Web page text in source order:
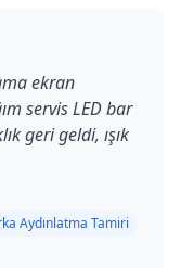
ekran
servis LED bar
geri geldi, ışık
Aydınlatma Tamiri